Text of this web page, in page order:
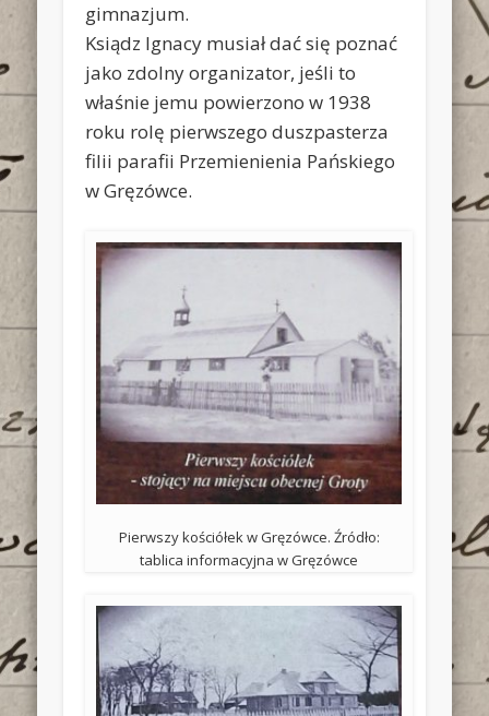
gimnazjum.
Ksiądz Ignacy musiał dać się poznać
jako zdolny organizator, jeśli to
właśnie jemu powierzono w 1938
roku rolę pierwszego duszpasterza
filii parafii Przemienienia Pańskiego
w Gręzówce.
Pierwszy kościółek w Gręzówce. Źródło:
tablica informacyjna w Gręzówce